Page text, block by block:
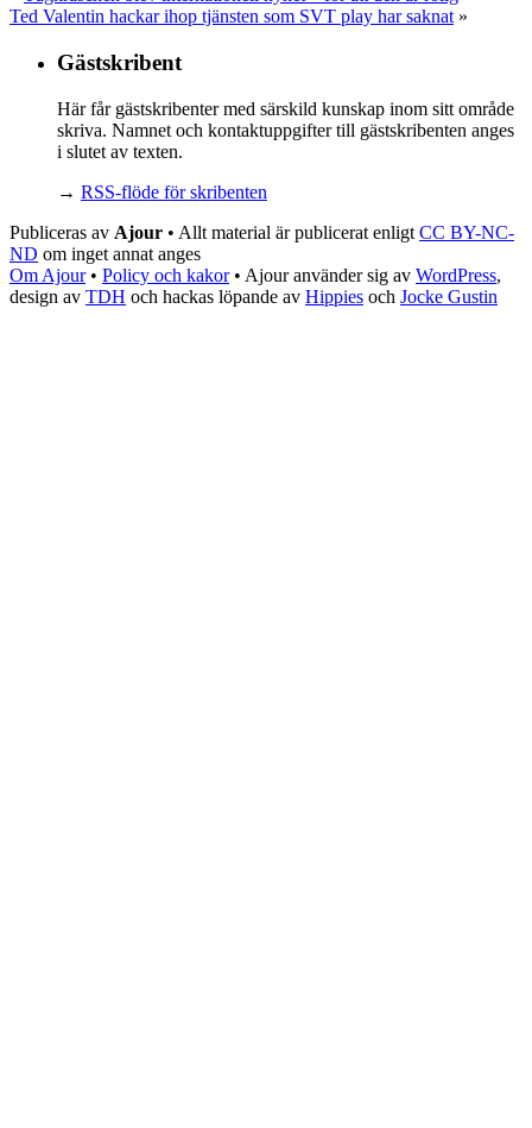
Ted Valentin hackar ihop tjänsten som SVT play har saknat »
Gästskribent
Här får gästskribenter med särskild kunskap inom sitt område
skriva. Namnet och kontaktuppgifter till gästskribenten anges
i slutet av texten.
→ RSS-flöde för skribenten
Publiceras av Ajour • Allt material är publicerat enligt CC BY-NC-
ND om inget annat anges
Om Ajour• Policy och kakor• Ajour använder sig av WordPress,
design av TDH och hackas löpande av Hippies och Jocke Gustin